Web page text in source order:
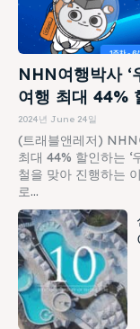
NHN여행박사 ‘
여행 최대 44%
2024년 June 24일
(트래블앤레저) NHN
최대 44% 할인하는 ‘
철을 맞아 진행하는
로...